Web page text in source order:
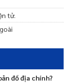
tử.
đồ địa chính?